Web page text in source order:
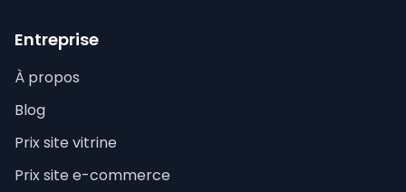
Entreprise
À propos
Blog
Prix site vitrine
Prix site e-commerce